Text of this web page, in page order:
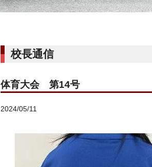
校長通信
体育大会 第14号
2024/05/11